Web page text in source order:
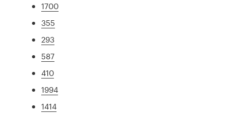
1700
355
293
587
410
1994
1414